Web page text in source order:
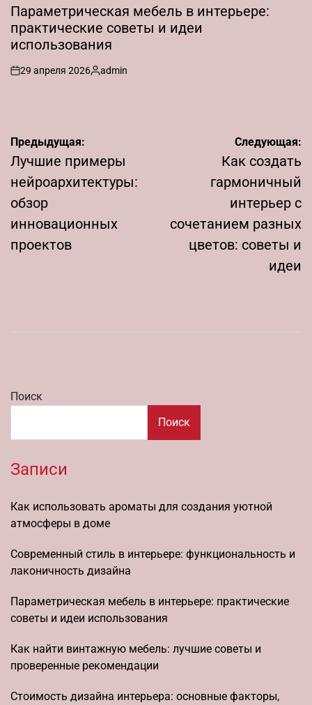
ВПараметрическая мебель в интерьере:
практические советы и идеи
использования
on
29 апреля 2026
Запись
admin
Навигация
по
записям
Предыдущая:
Лучшие примеры
нейроархитектуры:
обзор
инновационных
проектов
Следующая:
Как создать
гармоничный
интерьер с
сочетанием разных
цветов: советы и
идеи
Поиск
Поиск
Записи
Как использовать ароматы для создания уютной
атмосферы в доме
Современный стиль в интерьере: функциональность и
лаконичность дизайна
Параметрическая мебель в интерьере: практические
советы и идеи использования
Как найти винтажную мебель: лучшие советы и
проверенные рекомендации
Стоимость дизайна интерьера: основные факторы,